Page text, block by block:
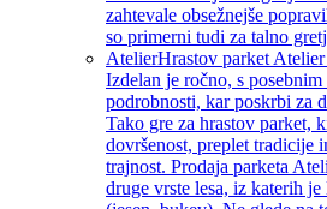
zahtevale obsežnejše
so primerni tudi za talno
AtelierHrastov parket
Izdelan je ročno, s
podrobnosti, kar poskrbi za
Tako gre za hrastov parket,
dovršenost, preplet tradicije
trajnost. Prodaja parketa
druge vrste lesa, iz katerih